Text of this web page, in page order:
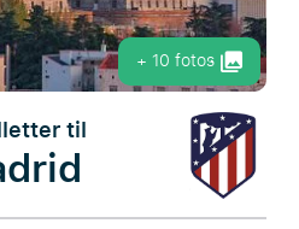
+ 10 fotos
til